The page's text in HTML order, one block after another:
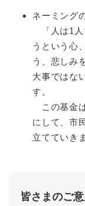
ネーミング
「人は1人
うという心
う、悲しみ
大事ではな
す。
この基金
にして、市
立てていき
皆さまのご